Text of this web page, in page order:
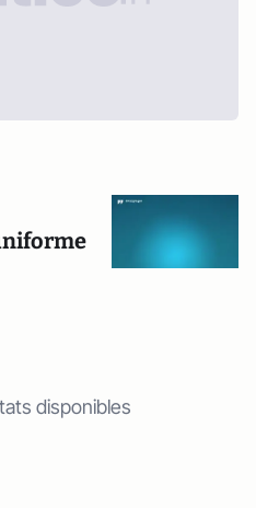
disponibles